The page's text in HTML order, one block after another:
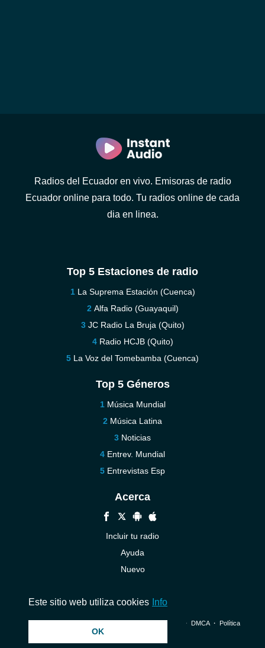
Radios del Ecuador en vivo. Emisoras de radio
Ecuador online para todo. Tu radios online de cada
dia en linea.
Top 5 Estaciones de radio
La Suprema Estación (Cuenca)
Alfa Radio (Guayaquil)
JC Radio La Bruja (Quito)
Radio HCJB (Quito)
La Voz del Tomebamba (Cuenca)
Top 5 Géneros
Música Mundial
Música Latina
Noticias
Entrev. Mundial
Entrevistas Esp
Acerca
Incluir tu radio
Ayuda
Nuevo
© 2026 InstantAudio. Reservados todos los derechos. ・ DMCA・ Política
Este sitio web utiliza cookies Info
OK